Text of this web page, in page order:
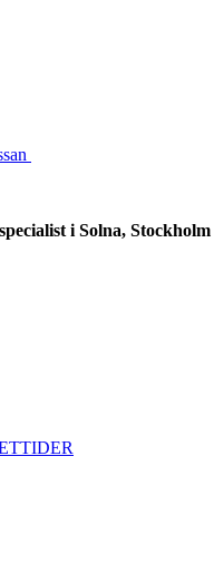
i Solna, Stockholm